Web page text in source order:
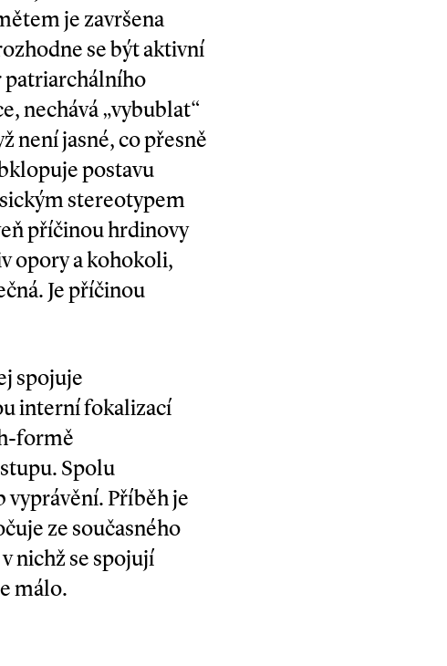
je završena
se být aktivní
patriarchálního
nechává „vybublat“
není jasné, co přesně
postavu
stereotypem
příčinou hrdinovy
opory a kohokoli,
Je příčinou
spojuje
interní fokalizací
formě
Spolu
vyprávění. Příběh je
ze současného
nichž se spojují
málo.